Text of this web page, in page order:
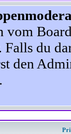
vom
du
den